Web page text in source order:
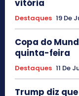
vitória
Destaques 19 De
Copa do
quinta-feira
Destaques 11 De
Trump diz